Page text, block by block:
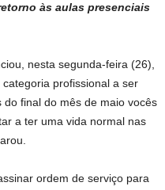
às aulas presenciais
nesta segunda-feira (26),
profissional a ser
do final do mês de maio vocês
a ter uma vida normal nas
ordem de serviço para